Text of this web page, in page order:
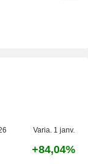
Varia. 1 janv.
+84,04%